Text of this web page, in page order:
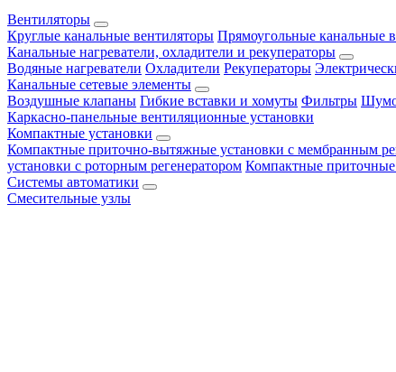
Вентиляторы
Круглые канальные вентиляторы Прямоугольные канальные
Канальные нагреватели, охладители и рекуператоры
Водяные нагреватели Охладители Рекуператоры
Канальные сетевые элементы
Воздушные клапаны Гибкие вставки и хомуты Фильтры
Каркасно-панельные вентиляционные установки
Компактные установки
Компактные приточно-вытяжные установки с мембранным
установки с роторным регенератором Компактные приточные
Системы автоматики
Смесительные узлы